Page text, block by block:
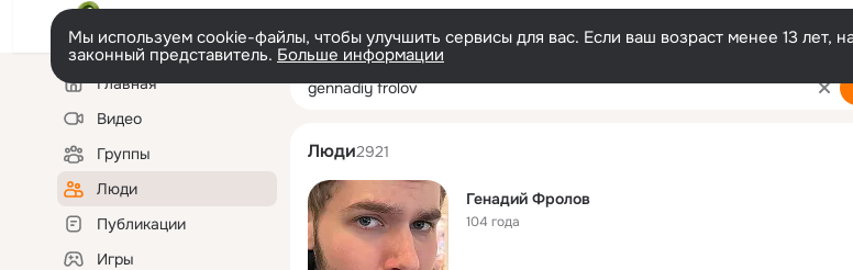
Мы используем cookie-файлы, чтобы улучшить сервисы для вас. Если ваш возраст менее 13 лет,
законный представитель. Больше информации
Левая
колонкаГлавная
Видео
Группы
Люди
Публикации
Игры
gennadiy frolov
Люди2921
Генадий Фролов
104 года